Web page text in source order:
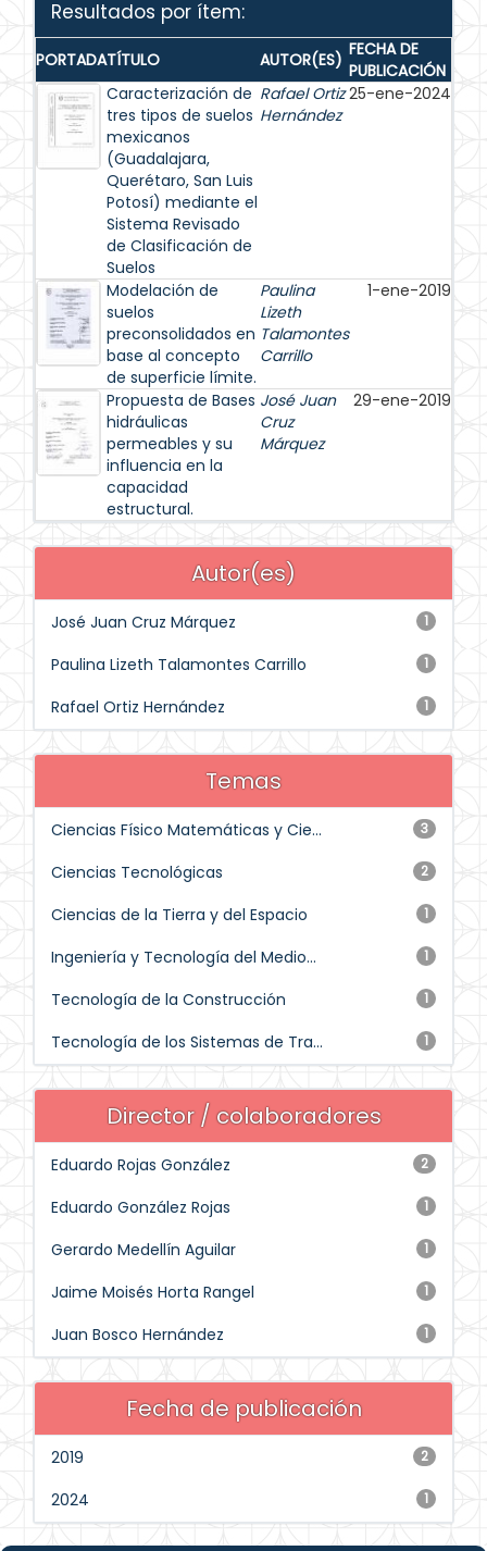
Resultados por ítem:
PORTADATÍTULO AUTOR(ES) FECHA DE
PUBLICACIÓN
Caracterización de
tres tipos de suelos
mexicanos
(Guadalajara,
Querétaro, San Luis
Potosí) mediante el
Sistema Revisado
de Clasificación de
Suelos
Rafael Ortiz
Hernández
25-ene-2024
Modelación de
suelos
preconsolidados en
base al concepto
de superficie límite.
Paulina
Lizeth
Talamontes
Carrillo
1-ene-2019
Propuesta de Bases
hidráulicas
permeables y su
influencia en la
capacidad
estructural.
José Juan
Cruz
Márquez
29-ene-2019
Autor(es)
1
José Juan Cruz Márquez
1
Paulina Lizeth Talamontes Carrillo
1
Rafael Ortiz Hernández
Temas
3
Ciencias Físico Matemáticas y Cie...
2
Ciencias Tecnológicas
1
Ciencias de la Tierra y del Espacio
1
Ingeniería y Tecnología del Medio...
1
Tecnología de la Construcción
1
Tecnología de los Sistemas de Tra...
Director / colaboradores
2
Eduardo Rojas González
1
Eduardo González Rojas
1
Gerardo Medellín Aguilar
1
Jaime Moisés Horta Rangel
1
Juan Bosco Hernández
Fecha de publicación
2
2019
1
2024